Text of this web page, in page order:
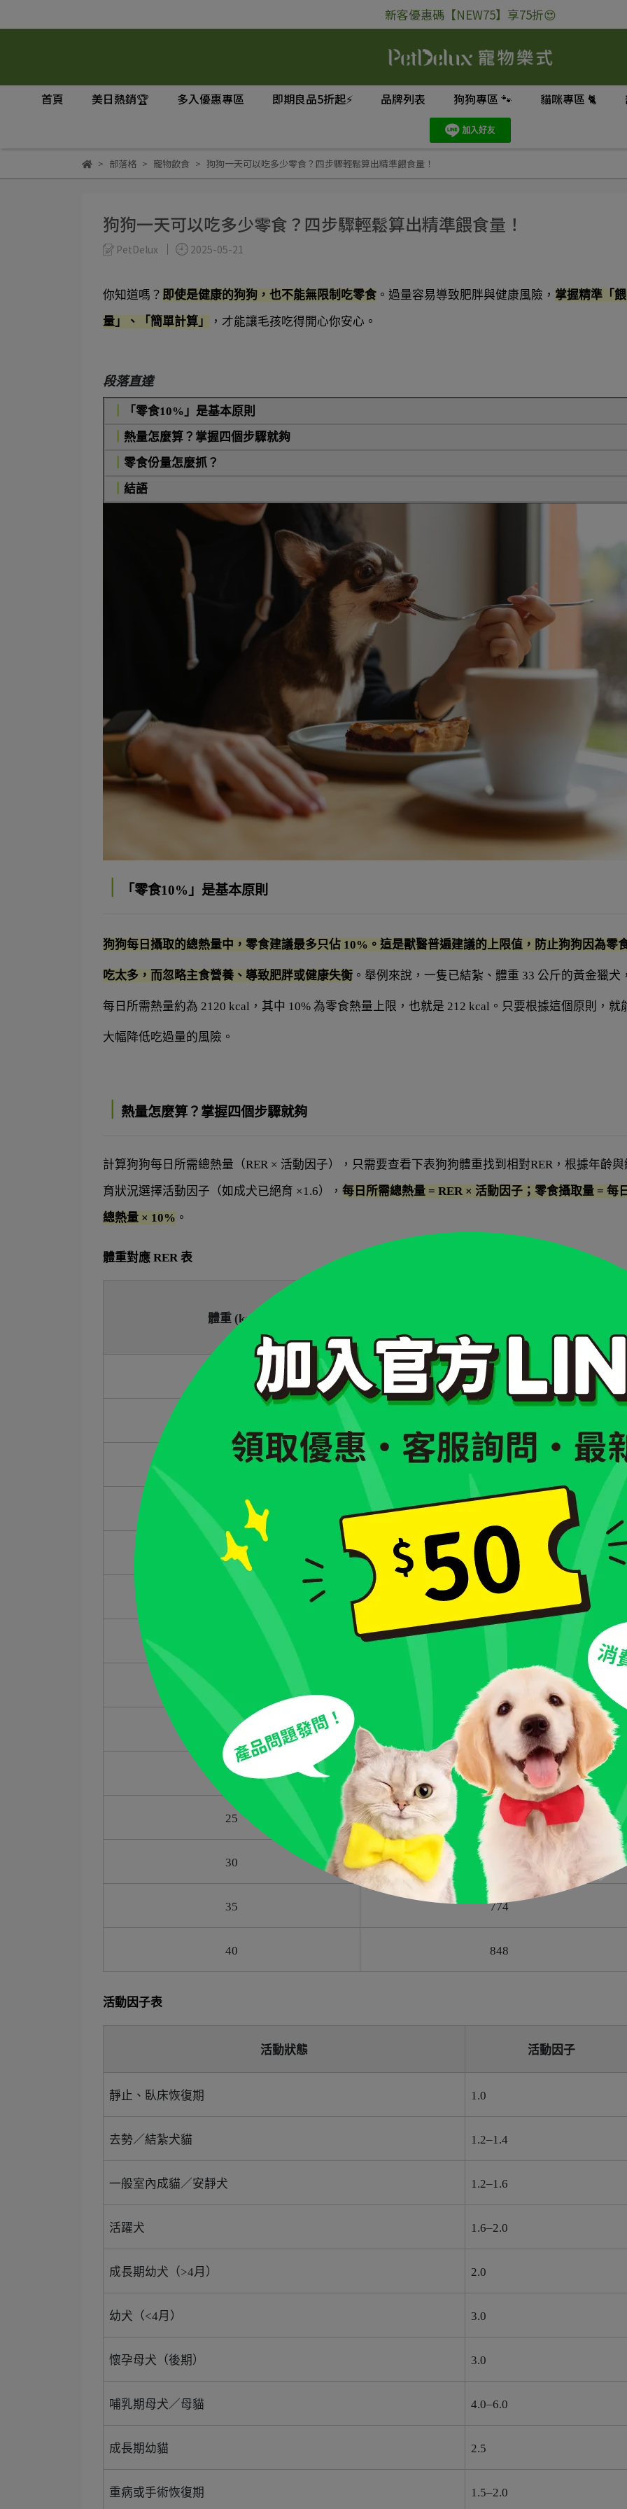
新客優惠碼【NEW75】享75折😍
首頁 美日熱銷🏆 多入優惠專區 即期良品5折起⚡ 品牌列表 狗狗專區 🐾 貓咪專區 🐈
部落格 寵物飲食 ​​​​​​​狗狗一天可以吃多少零食？四步驟輕鬆算出精準餵食量！
​​​​​​​狗狗一天可以吃多少零食？四步驟輕鬆算出精準餵食量！
PetDelux 2025-05-21
你知道嗎？ 即使是健康的狗狗，也不能無限制吃零食 。過量容易導致肥胖與健康風險， 掌握精準「
量」、「簡單計算」
，才能讓毛孩吃得開心你安心。
段落直達
「零食10%」是基本原則
熱量怎麼算？掌握四個步驟就夠
零食份量怎麼抓？
結語
「零食10%」是基本原則
狗狗每日攝取的總熱量中，零食建議最多只佔 10%。這是獸醫普遍建議的上限值，防止狗狗因為零
吃太多，而忽略主食營養、導致肥胖或健康失衡 。 舉例來說，一隻已結紮、體重 33 公斤的黃金獵犬，
每日所需熱量約為 2120 kcal，其中 10% 為零食熱量上限，也就是 212 kcal。只要根據這個原則，就
大幅降低吃過量的風險。
熱量怎麼算？掌握四個步驟就夠
計算狗狗每日所需總熱量（RER × 活動因子），只需要查看下表狗狗體重找到相對RER， 根據年齡與
育狀況選擇活動因子（如成犬已絕育 ×1.6）， 每日所需總熱量 = RER × 活動因子；零食攝取量 = 每日
總熱量 × 10% 。
體重對應 RER 表
體重 (kg)
(kcal/day)
116
178
6 232
278
361
15 415
20 524
25 618
30
35 774
40 848
活動因子表
活動狀態 活動因子
靜止、臥床恢復期 1.0
去勢／結紮犬貓 1.2–1.4
一般室內成貓／安靜犬 1.2–1.6
活躍犬 1.6–2.0
成長期幼犬（>4月） 2.0
幼犬（<4月） 3.0
懷孕母犬（後期） 3.0
哺乳期母犬／母貓 4.0–6.0
成長期幼貓 2.5
重病或手術恢復期 1.5–2.0